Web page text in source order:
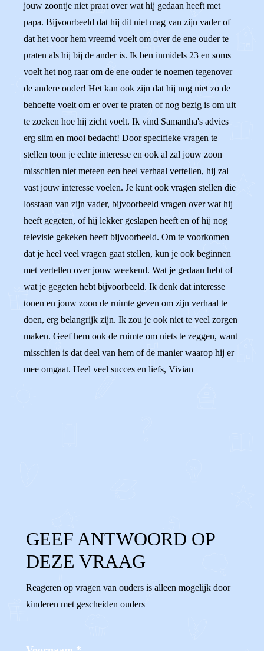
jouw zoontje niet praat over wat hij gedaan heeft met
papa. Bijvoorbeeld dat hij dit niet mag van zijn vader of
dat het voor hem vreemd voelt om over de ene ouder te
praten als hij bij de ander is. Ik ben inmidels 23 en soms
voelt het nog raar om de ene ouder te noemen tegenover
de andere ouder! Het kan ook zijn dat hij nog niet zo de
behoefte voelt om er over te praten of nog bezig is om uit
te zoeken hoe hij zicht voelt. Ik vind Samantha's advies
erg slim en mooi bedacht! Door specifieke vragen te
stellen toon je echte interesse en ook al zal jouw zoon
misschien niet meteen een heel verhaal vertellen, hij zal
vast jouw interesse voelen. Je kunt ook vragen stellen die
losstaan van zijn vader, bijvoorbeeld vragen over wat hij
heeft gegeten, of hij lekker geslapen heeft en of hij nog
televisie gekeken heeft bijvoorbeeld. Om te voorkomen
dat je heel veel vragen gaat stellen, kun je ook beginnen
met vertellen over jouw weekend. Wat je gedaan hebt of
wat je gegeten hebt bijvoorbeeld. Ik denk dat interesse
tonen en jouw zoon de ruimte geven om zijn verhaal te
doen, erg belangrijk zijn. Ik zou je ook niet te veel zorgen
maken. Geef hem ook de ruimte om niets te zeggen, want
misschien is dat deel van hem of de manier waarop hij er
mee omgaat. Heel veel succes en liefs, Vivian
GEEF ANTWOORD OP
DEZE VRAAG
Reageren op vragen van ouders is alleen mogelijk door
kinderen met gescheiden ouders